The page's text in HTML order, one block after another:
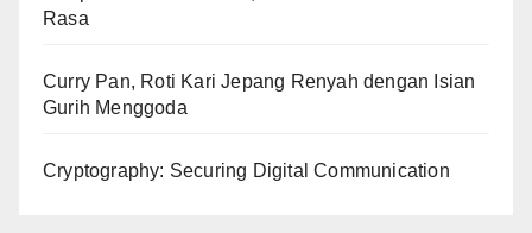
Rasa
Curry Pan, Roti Kari Jepang Renyah dengan Isian
Gurih Menggoda
Cryptography: Securing Digital Communication